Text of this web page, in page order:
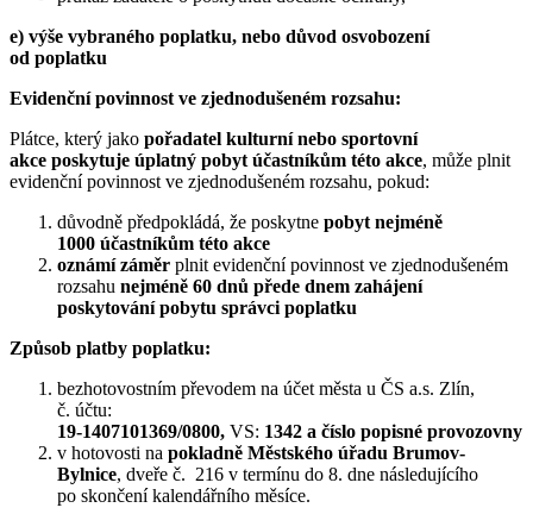
e) výše vybraného poplatku, nebo důvod osvobození
od poplatku
Evidenční povinnost ve zjednodušeném rozsahu:
Plátce, který jako pořadatel kulturní nebo sportovní
akce poskytuje úplatný pobyt účastníkům této akce, může plnit
evidenční povinnost ve zjednodušeném rozsahu, pokud:
důvodně předpokládá, že poskytne pobyt nejméně
1000 účastníkům této akce
oznámí záměr plnit evidenční povinnost ve zjednodušeném
rozsahu nejméně 60 dnů přede dnem zahájení
poskytování pobytu správci poplatku
Způsob platby poplatku:
bezhotovostním převodem na účet města u ČS a.s. Zlín,
č. účtu:
19-1407101369/0800, VS: 1342 a číslo popisné provozovny
v hotovosti na pokladně Městského úřadu Brumov-
Bylnice, dveře č. 216 v termínu do 8. dne následujícího
po skončení kalendářního měsíce.